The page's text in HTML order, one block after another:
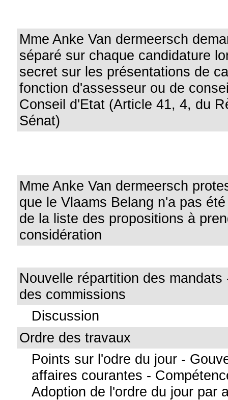
Mme Anke Van dermeersch
séparé sur chaque candidature
secret sur les présentations de
fonction d'assesseur ou de
Conseil d'Etat (Article 41, 4, du
Sénat)
Mme Anke Van dermeersch
que le Vlaams Belang n'a pas
de la liste des propositions à
considération
Nouvelle répartition des
des commissions
Discussion
Ordre des travaux
Points sur l'odre du jour -
affaires courantes -
Adoption de l'ordre du jour par